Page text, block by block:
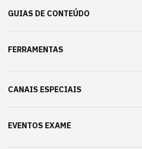
GUIAS DE CONTEÚDO
FERRAMENTAS
CANAIS ESPECIAIS
EVENTOS EXAME